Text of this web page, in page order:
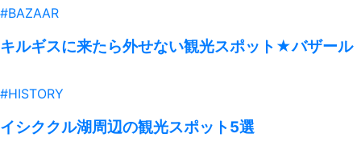
#BAZAAR
キルギスに来たら外せない観光スポット★バザール
#HISTORY
イシククル湖周辺の観光スポット5選